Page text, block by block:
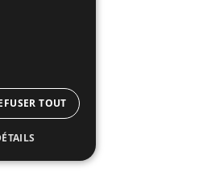
TOUT